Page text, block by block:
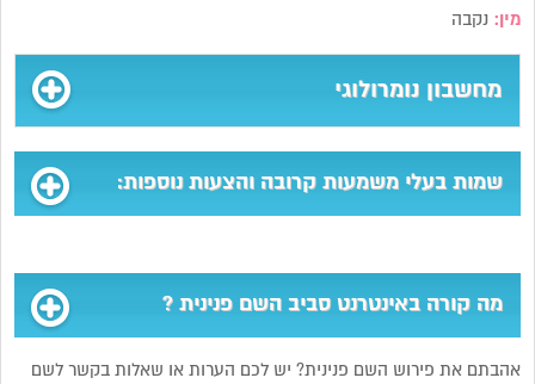
מין: נקבה
מחשבון נומרולוגי
שמות בעלי משמעות קרובה והצעות נוספות:
מה קורה באינטרנט סביב השם פנינית ?
אהבתם את פירוש השם פנינית? יש לכם הערות או שאלות בקשר לשם